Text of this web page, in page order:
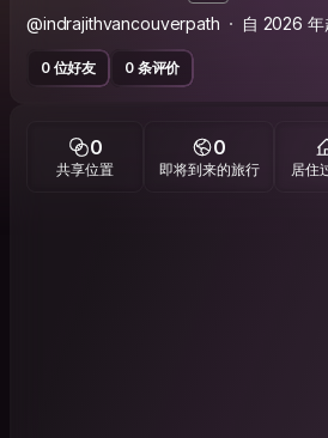
@indrajithvancouverpath 自 2026
0 位好友 0 条评价
0
共享位置
0
即将到来的旅行 居住